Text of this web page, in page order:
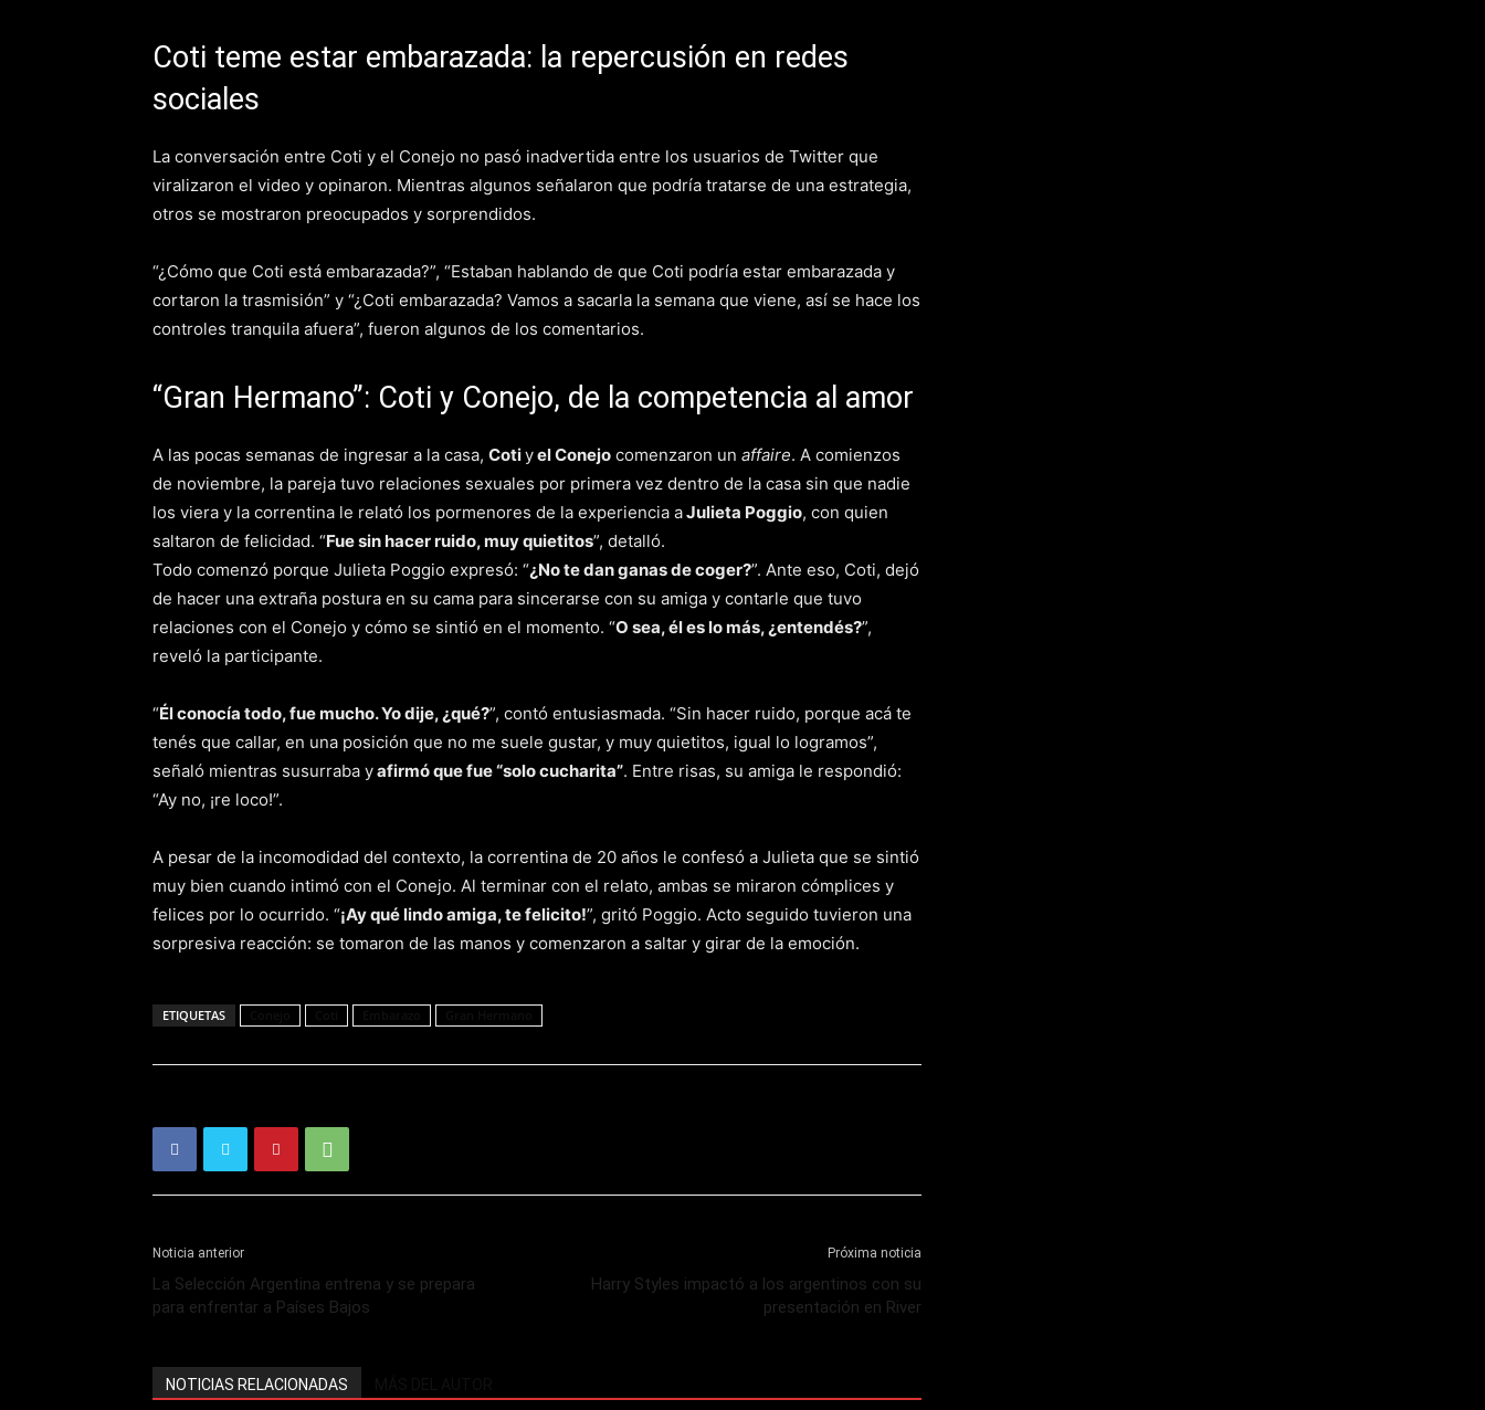
Coti teme estar embarazada: la repercusión en redes
sociales
La conversación entre Coti y el Conejo no pasó inadvertida entre los usuarios de Twitter que
viralizaron el video y opinaron. Mientras algunos señalaron que podría tratarse de una estrategia,
otros se mostraron preocupados y sorprendidos.
“¿Cómo que Coti está embarazada?”, “Estaban hablando de que Coti podría estar embarazada y
cortaron la trasmisión” y “¿Coti embarazada? Vamos a sacarla la semana que viene, así se hace los
controles tranquila afuera”, fueron algunos de los comentarios.
“Gran Hermano”: Coti y Conejo, de la competencia al amor
A las pocas semanas de ingresar a la casa, Cotiyel Conejo comenzaron un affaire. A comienzos
de noviembre, la pareja tuvo relaciones sexuales por primera vez dentro de la casa sin que nadie
los viera y la correntina le relató los pormenores de la experiencia aJulieta Poggio, con quien
saltaron de felicidad. “Fue sin hacer ruido, muy quietitos”, detalló.
Todo comenzó porque Julieta Poggio expresó: “¿No te dan ganas de coger?”. Ante eso, Coti, dejó
de hacer una extraña postura en su cama para sincerarse con su amiga y contarle que tuvo
relaciones con el Conejo y cómo se sintió en el momento. “O sea, él es lo más, ¿entendés?”,
reveló la participante.
“Él conocía todo, fue mucho. Yo dije, ¿qué?”, contó entusiasmada. “Sin hacer ruido, porque acá te
tenés que callar, en una posición que no me suele gustar, y muy quietitos, igual lo logramos”,
señaló mientras susurraba yafirmó que fue “solo cucharita”. Entre risas, su amiga le respondió:
“Ay no, ¡re loco!”.
A pesar de la incomodidad del contexto, la correntina de 20 años le confesó a Julieta que se sintió
muy bien cuando intimó con el Conejo. Al terminar con el relato, ambas se miraron cómplices y
felices por lo ocurrido. “¡Ay qué lindo amiga, te felicito!”, gritó Poggio. Acto seguido tuvieron una
sorpresiva reacción: se tomaron de las manos y comenzaron a saltar y girar de la emoción.
ETIQUETAS
Noticia anterior
La Selección Argentina entrena y se prepara
para enfrentar a Países Bajos
Próxima noticia
Harry Styles impactó a los argentinos con su
presentación en River
NOTICIAS RELACIONADAS